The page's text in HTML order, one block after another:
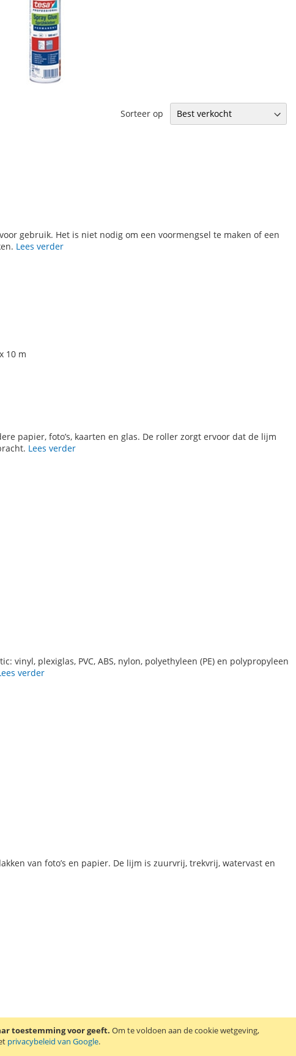
toestemming voor geeft. Om te voldoen aan de cookie wetgeving,
privacybeleid van Google.
Sorteer op
gebruik. Het is niet nodig om een ​​voormengsel te maken of een
Lees verder
10 m
papier, foto’s, kaarten en glas. De roller zorgt ervoor dat de lijm
Lees verder
vinyl, plexiglas, PVC, ABS, nylon, polyethyleen (PE) en polypropyleen
verder
van foto’s en papier. De lijm is zuurvrij, trekvrij, watervast en